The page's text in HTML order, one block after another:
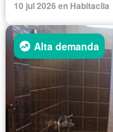
10 jul 2026 en Habitaclia
Alta demanda